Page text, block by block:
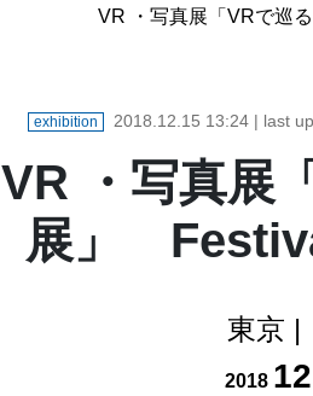
VR ・写真展「VRで巡
exhibition 2018.12.15 13:24 | last
VR ・写真展
展」
東京 |
2018 12